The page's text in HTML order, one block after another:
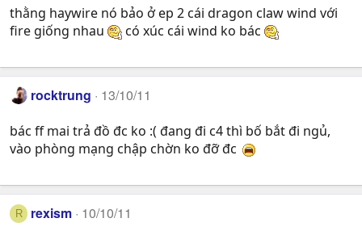
thằng haywire nó bảo ở ep 2 cái dragon claw wind với
fire giống nhau
có xúc cái wind ko bác
rocktrung 13/10/11
bác ff mai trả đồ đc ko :( đang đi c4 thì bố bắt đi ngủ,
vào phòng mạng chập chờn ko đỡ đc
R rexism 10/10/11